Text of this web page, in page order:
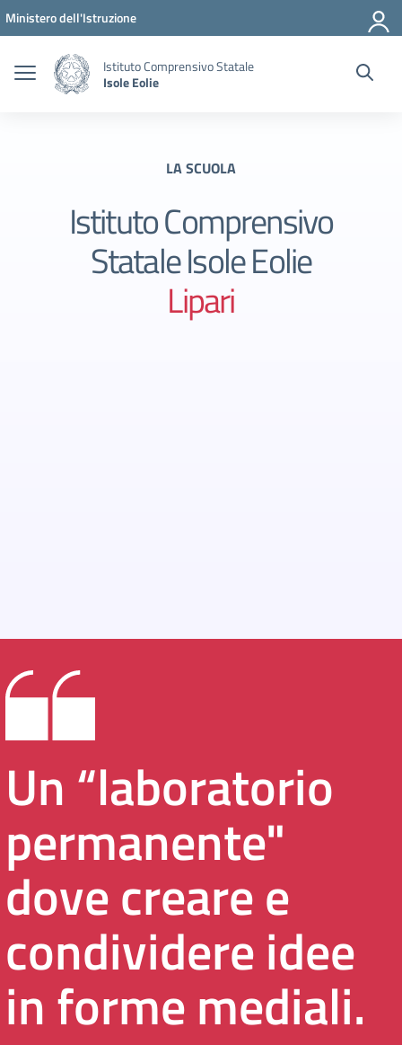
Vai ai contenuti
Vai al menu di navigazione
Vai al footer
Ministero dell'Istruzione
Istituto Comprensivo Statale
Isole Eolie
LA SCUOLA
Istituto Comprensivo
Statale Isole Eolie
Lipari
Un “laboratorio
permanente"
dove creare e
condividere idee
in forme mediali.